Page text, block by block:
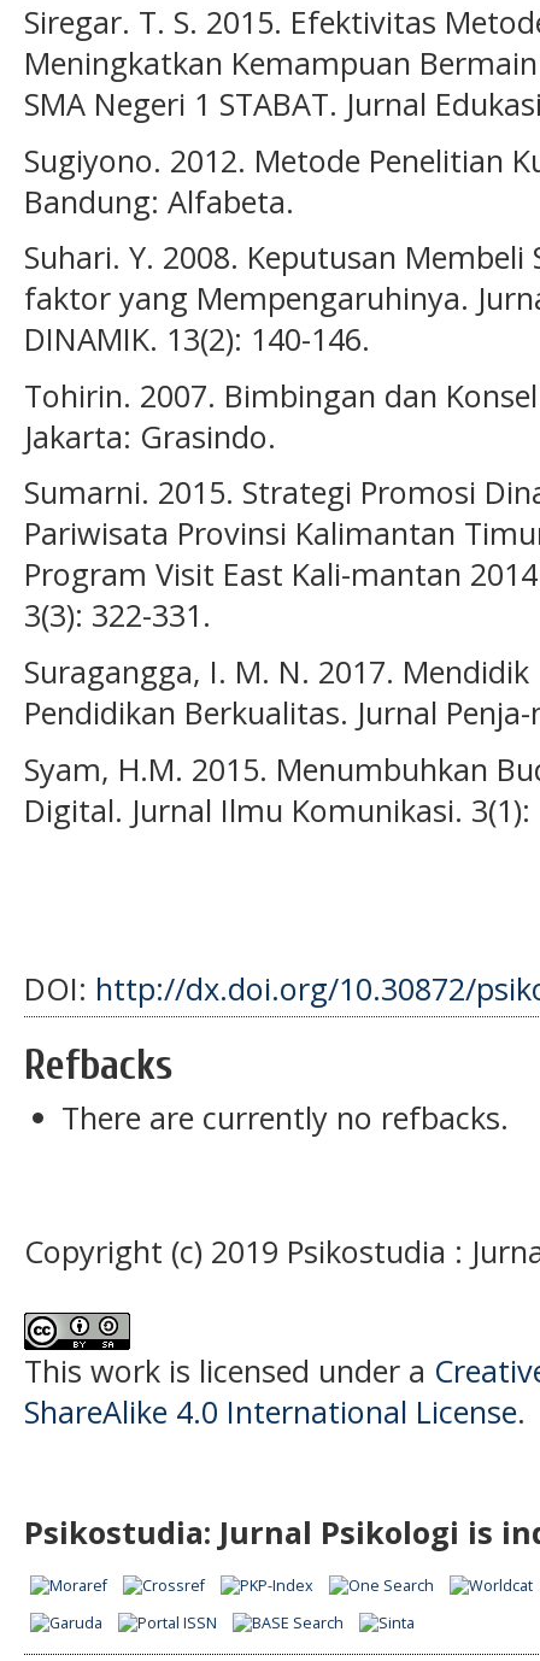
Siregar. T. S. 2015. Efektivitas
Meningkatkan Kemampuan
SMA Negeri 1 STABAT. Jurnal
Sugiyono. 2012. Metode Penelitian
Bandung: Alfabeta.
Suhari. Y. 2008. Keputusan
faktor yang Mempengaruhinya.
DINAMIK. 13(2): 140-146.
Tohirin. 2007. Bimbingan dan
Jakarta: Grasindo.
Sumarni. 2015. Strategi Promosi
Pariwisata Provinsi Kalimantan
Program Visit East Kali-mantan
3(3): 322-331.
Suragangga, I. M. N. 2017.
Pendidikan Berkualitas. Jurnal
Syam, H.M. 2015. Menumbuhkan
Digital. Jurnal Ilmu Komunikasi. 3(1):
DOI: http://dx.doi.org/10.30872/
Refbacks
There are currently no refbacks.
Copyright (c) 2019 Psikostudia :
This work is licensed under a
ShareAlike 4.0 International License.
Psikostudia: Jurnal Psikologi is